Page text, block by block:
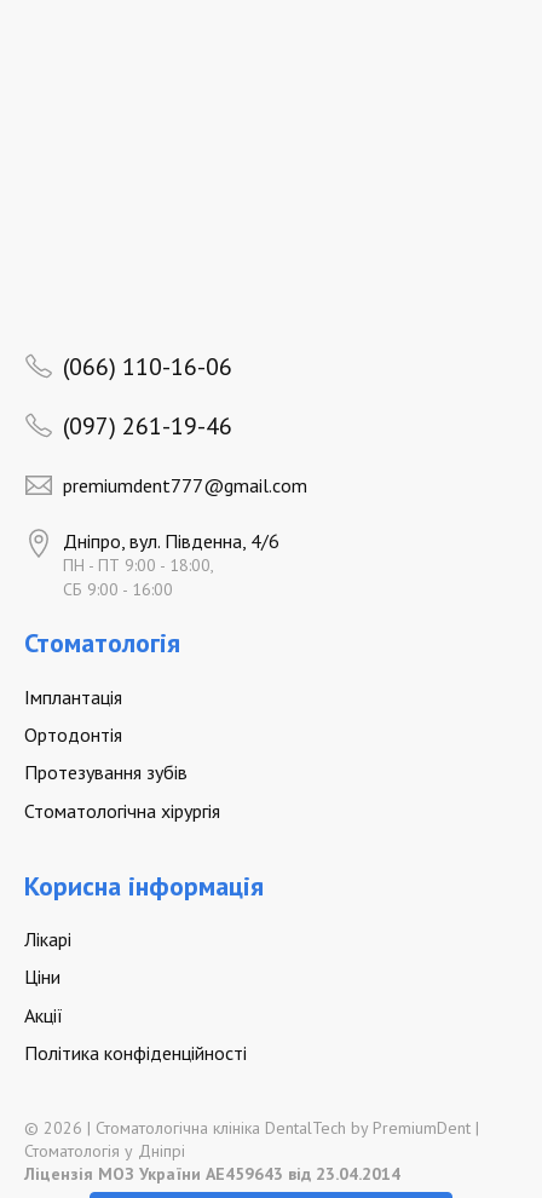
(066) 110-16-06
(097) 261-19-46
premiumdent777@gmail.com
Дніпро, вул. Південна, 4/6
ПН - ПТ 9:00 - 18:00,
СБ 9:00 - 16:00
Стоматологія
Імплантація
Ортодонтія
Протезування зубів
Стоматологічна хірургія
Корисна інформація
Лікарі
Ціни
Акції
Політика конфіденційності
© 2026 | Стоматологічна клініка DentalTech by PremiumDent |
Стоматологія у Дніпрі
Ліцензія МОЗ України АЕ459643 від 23.04.2014